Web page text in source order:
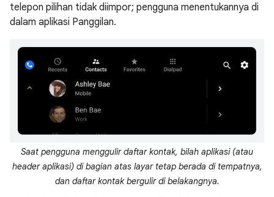
telepon pilihan tidak diimpor; pengguna menentukannya di
dalam aplikasi Panggilan.
Saat pengguna menggulir daftar kontak, bilah aplikasi (atau
header aplikasi) di bagian atas layar tetap berada di tempatnya,
dan daftar kontak bergulir di belakangnya.